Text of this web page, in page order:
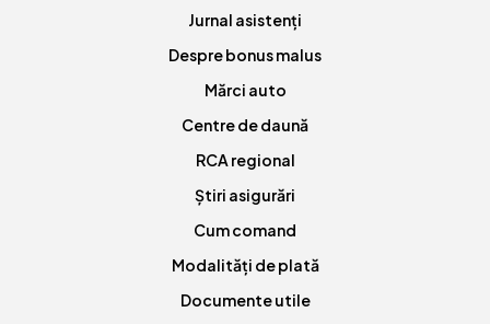
Jurnal asistenți
Despre bonus malus
Mărci auto
Centre de daună
RCA regional
Știri asigurări
Cum comand
Modalități de plată
Documente utile